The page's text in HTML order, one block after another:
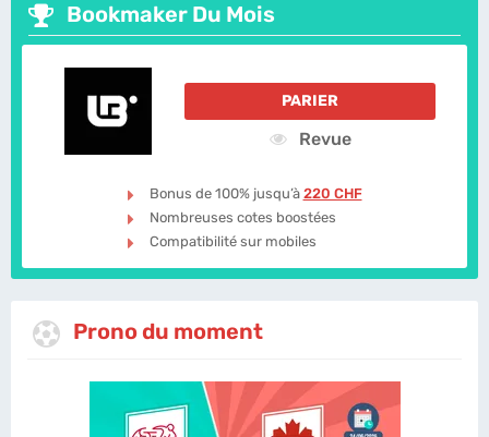
Bookmaker Du Mois
PARIER
Revue
Bonus de 100% jusqu’à 220 CHF
Nombreuses cotes boostées
Compatibilité sur mobiles
Prono du moment